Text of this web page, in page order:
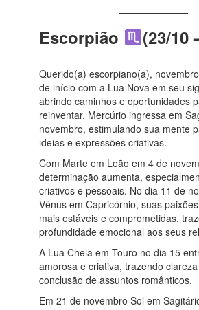
Escorpião (23/10
Querido(a) escorpiano(a),
de início com a Lua Nova em seu
abrindo caminhos e oportunidades
reinventar. Mercúrio ingressa em
novembro, estimulando sua mente
ideias e expressões criativas.
Com Marte em Leão em 4 de
determinação aumenta,
criativos e pessoais. No dia 11 de
Vênus em Capricórnio, suas
mais estáveis e comprometidas,
profundidade emocional aos seus
A Lua Cheia em Touro no dia 15
amorosa e criativa, trazendo
conclusão de assuntos românticos.
Em 21 de novembro Sol em